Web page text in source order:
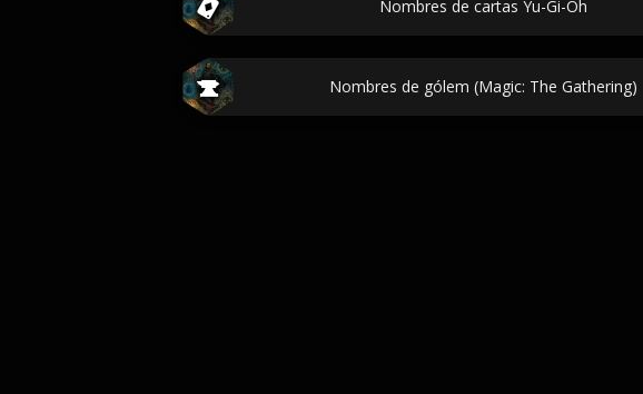
Nombres de cartas Yu-Gi-Oh
Nombres de gólem (Magic: The Gathering)